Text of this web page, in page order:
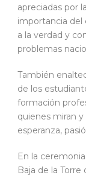
apreciadas por
importancia del
a la verdad y
problemas
También
de los
formación
quienes miran
esperanza,
En la
Baja de la